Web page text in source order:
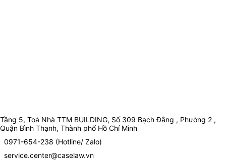
Tầng 5, Toà Nhà TTM BUILDING, Số 309 Bạch Đằng , Phường 2 ,
Quận Bình Thạnh, Thành phố Hồ Chí Minh
0971-654-238 (Hotline/ Zalo)
service.center@caselaw.vn